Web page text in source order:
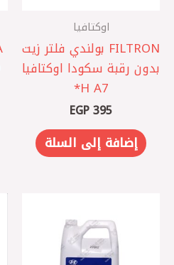
اوكتافيا
‏FILTRON بولندي فلتر زيت
بدون رقبة سكودا اوكتافيا
A7 ‏H*
EGP395
إضافة إلى السلة